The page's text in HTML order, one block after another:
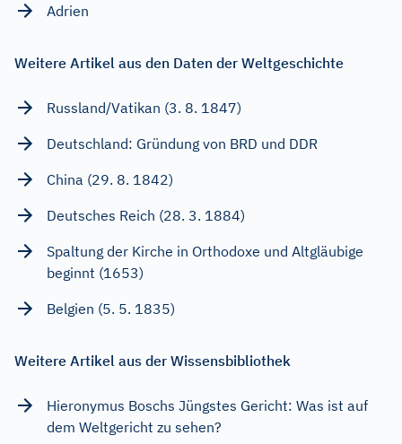
Adrien
Weitere Artikel aus den Daten der Weltgeschichte
Russland/Vatikan (3. 8. 1847)
Deutschland: Gründung von BRD und DDR
China (29. 8. 1842)
Deutsches Reich (28. 3. 1884)
Spaltung der Kirche in Orthodoxe und Altgläubige
beginnt (1653)
Belgien (5. 5. 1835)
Weitere Artikel aus der Wissensbibliothek
Hieronymus Boschs Jüngstes Gericht: Was ist auf
dem Weltgericht zu sehen?